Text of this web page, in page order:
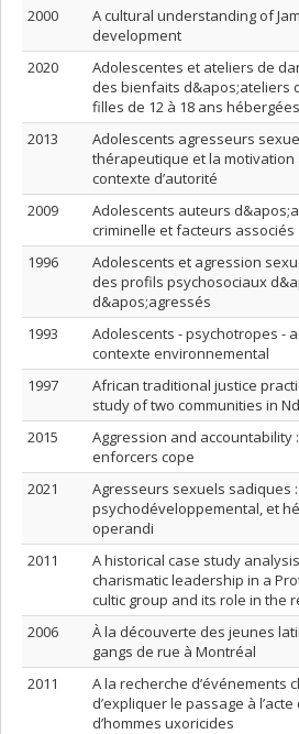
2000
A cultural understanding of
development
2020
Adolescentes et ateliers de
des bienfaits d&apos;ateliers
filles de 12 à 18 ans
2013
Adolescents agresseurs
thérapeutique et la motivation
contexte d’autorité
2009
Adolescents auteurs
criminelle et facteurs associés
1996
Adolescents et agression
des profils psychosociaux
d&apos;agressés
1993
Adolescents - psychotropes -
contexte environnemental
1997
African traditional justice
study of two communities in
2015
Aggression and accountability
enforcers cope
2021
Agresseurs sexuels sadiques
psychodéveloppemental, et
operandi
2011
A historical case study
charismatic leadership in a
cultic group and its role in the
2006
À la découverte des jeunes
gangs de rue à Montréal
2011
A la recherche d’événements
d’expliquer le passage à
d’hommes uxoricides